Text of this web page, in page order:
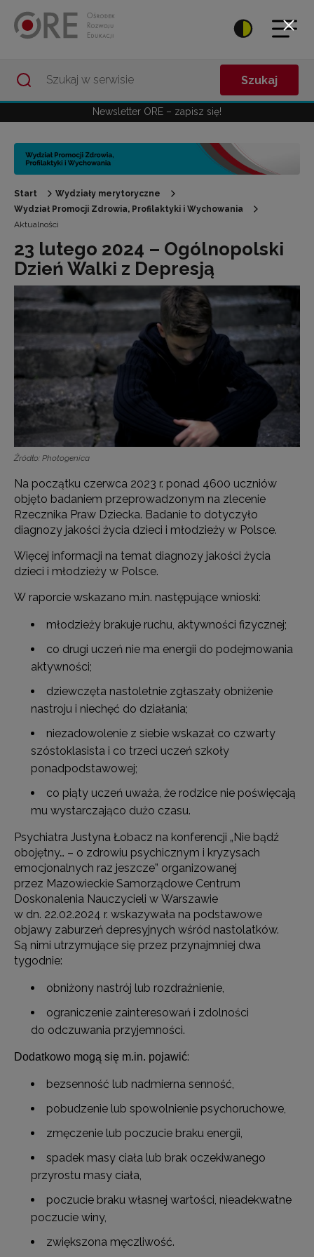
Szukaj
Newsletter ORE – zapisz się!
Start
Wydziały merytoryczne
Wydział Promocji Zdrowia, Profilaktyki i Wychowania
Aktualności
23 lutego 2024 – Ogólnopolski
Dzień Walki z Depresją
Źródło: Photogenica
Na początku czerwca 2023 r. ponad 4600 uczniów
objęto badaniem przeprowadzonym na zlecenie
Rzecznika Praw Dziecka. Badanie to dotyczyło
diagnozy jakości życia dzieci i młodzieży w Polsce.
Więcej informacji na temat diagnozy jakości życia
dzieci i młodzieży w Polsce.
W raporcie wskazano m.in. następujące wnioski:
młodzieży brakuje ruchu, aktywności fizycznej;
co drugi uczeń nie ma energii do podejmowania
aktywności;
dziewczęta nastoletnie zgłaszały obniżenie
nastroju i niechęć do działania;
niezadowolenie z siebie wskazał co czwarty
szóstoklasista i co trzeci uczeń szkoły
ponadpodstawowej;
co piąty uczeń uważa, że rodzice nie poświęcają
mu wystarczająco dużo czasu.
Psychiatra Justyna Łobacz na konferencji „Nie bądź
obojętny… – o zdrowiu psychicznym i kryzysach
emocjonalnych raz jeszcze” organizowanej
przez Mazowieckie Samorządowe Centrum
Doskonalenia Nauczycieli w Warszawie
w dn. 22.02.2024 r. wskazywała na podstawowe
objawy zaburzeń depresyjnych wśród nastolatków.
Są nimi utrzymujące się przez przynajmniej dwa
tygodnie:
obniżony nastrój lub rozdrażnienie,
ograniczenie zainteresowań i zdolności
do odczuwania przyjemności.
Dodatkowo mogą się m.in. pojawić:
bezsenność lub nadmierna senność,
pobudzenie lub spowolnienie psychoruchowe,
zmęczenie lub poczucie braku energii,
spadek masy ciała lub brak oczekiwanego
przyrostu masy ciała,
poczucie braku własnej wartości, nieadekwatne
poczucie winy,
zwiększona męczliwość.